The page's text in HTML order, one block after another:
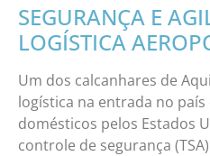
SEGURANÇA E
LOGÍSTICA
Um dos calcanhares de
logística na entrada no país
domésticos pelos Estados
controle de segurança